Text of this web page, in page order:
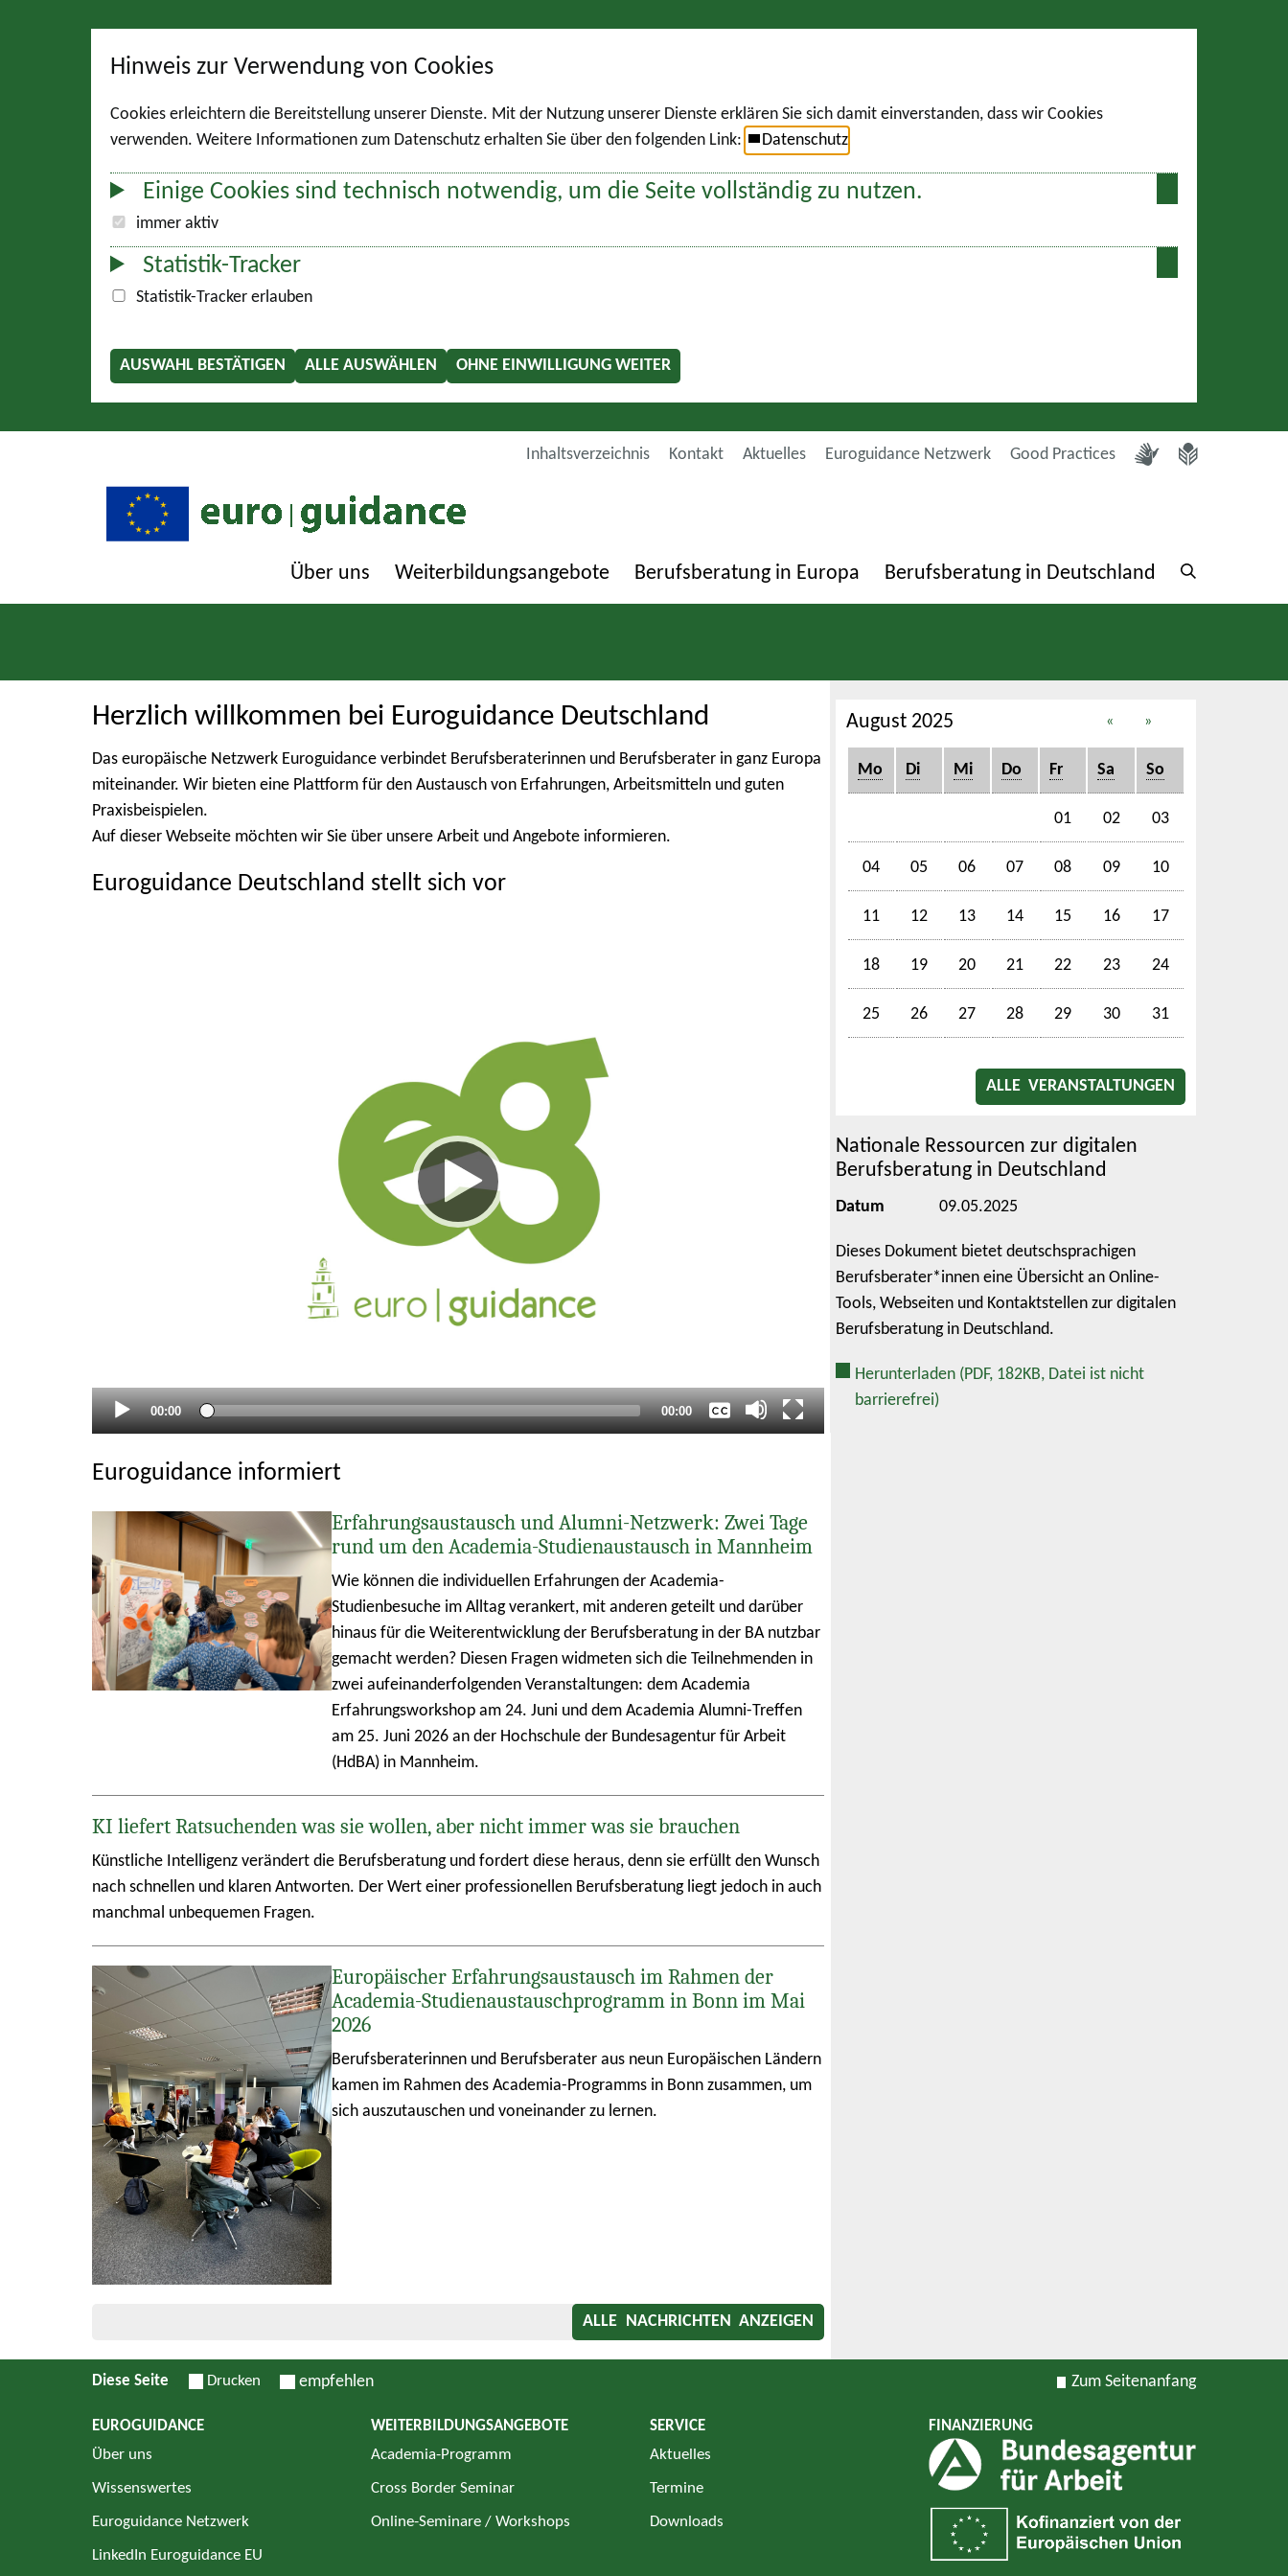
Hinweis zur Verwendung von Cookies
Cookies erleichtern die Bereitstellung unserer Dienste. Mit der Nutzung unserer Dienste erklären Sie sich damit einverstanden, dass wir Cookies
verwenden. Weitere Informationen zum Datenschutz erhalten Sie über den folgenden Link:
Datenschutz
Einige Cookies sind technisch notwendig, um die Seite vollständig zu nutzen.
immer aktiv
Statistik-Tracker
Statistik-Tracker erlauben
AUSWAHL BESTÄTIGEN ALLE AUSWÄHLEN OHNE EINWILLIGUNG WEITER
Inhaltsverzeichnis Kontakt Aktuelles Euroguidance Netzwerk Good Practices
Über uns Weiterbildungsangebote Berufsberatung in Europa Berufsberatung in Deutschland
Herzlich willkommen bei Euroguidance Deutschland
Das europäische Netzwerk Euroguidance verbindet Berufsberaterinnen und Berufsberater in ganz Europa
miteinander. Wir bieten eine Plattform für den Austausch von Erfahrungen, Arbeitsmitteln und guten
Praxisbeispielen.
Auf dieser Webseite möchten wir Sie über unsere Arbeit und Angebote informieren.
Euroguidance Deutschland stellt sich vor
Aktueller
Zeitpunkt
00:00 Gesamtlaufzeit
00:00
Euroguidance informiert
Erfahrungsaustausch und Alumni-Netzwerk: Zwei Tage
rund um den Academia-Studienaustausch in Mannheim
Wie können die individuellen Erfahrungen der Academia-
Studienbesuche im Alltag verankert, mit anderen geteilt und darüber
hinaus für die Weiterentwicklung der Berufsberatung in der BA nutzbar
gemacht werden? Diesen Fragen widmeten sich die Teilnehmenden in
zwei aufeinanderfolgenden Veranstaltungen: dem Academia
Erfahrungsworkshop am 24. Juni und dem Academia Alumni-Treffen
am 25. Juni 2026 an der Hochschule der Bundesagentur für Arbeit
(HdBA) in Mannheim.
KI liefert Ratsuchenden was sie wollen, aber nicht immer was sie brauchen
Künstliche Intelligenz verändert die Berufsberatung und fordert diese heraus, denn sie erfüllt den Wunsch
nach schnellen und klaren Antworten. Der Wert einer professionellen Berufsberatung liegt jedoch in auch
manchmal unbequemen Fragen.
Europäischer Erfahrungsaustausch im Rahmen der
Academia-Studienaustauschprogramm in Bonn im Mai
2026
Berufsberaterinnen und Berufsberater aus neun Europäischen Ländern
kamen im Rahmen des Academia-Programms in Bonn zusammen, um
sich auszutauschen und voneinander zu lernen.
ALLE NACHRICHTEN ANZEIGEN
August 2025 « »
Mo Di Mi Do Fr Sa So
01 02 03
04 05 06 07 08 09 10
11 12 13 14 15 16 17
18 19 20 21 22 23 24
25 26 27 28 29 30 31
ALLE VERANSTALTUNGEN
Nationale Ressourcen zur digitalen
Berufsberatung in Deutschland
Datum 09.05.2025
Dieses Dokument bietet deutschsprachigen
Berufsberater*innen eine Übersicht an Online-
Tools, Webseiten und Kontaktstellen zur digitalen
Berufsberatung in Deutschland.
Herunterladen (PDF, 182KB, Datei ist nicht
barrierefrei)
Diese Seite Drucken empfehlen Zum Seitenanfang
EUROGUIDANCE
Über uns
Wissenswertes
Euroguidance Netzwerk
LinkedIn Euroguidance EU
WEITERBILDUNGSANGEBOTE
Academia-Programm
Cross Border Seminar
Online-Seminare / Workshops
SERVICE
Aktuelles
Termine
Downloads
FINANZIERUNG